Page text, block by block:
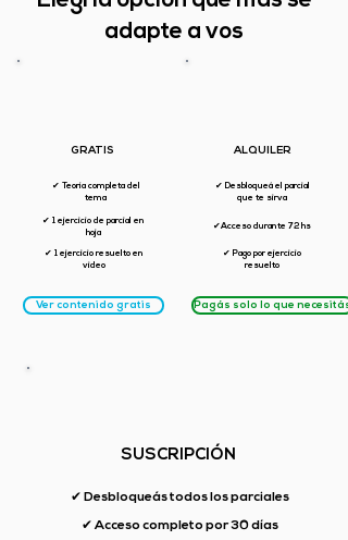
adapte a vos
GRATIS
✔ Teoría completa del
tema
✔ 1 ejercicio de parcial en
hoja
✔ 1 ejercicio resuelto en
video
Ver contenido gratis
ALQUILER
✔ Desbloqueá el parcial
que te sirva
✔Acceso durante 72 hs
✔ Pago por ejercicio
resuelto
Pagás solo lo que necesitás
SUSCRIPCIÓN
✔ Desbloqueás todos los parciales
✔ Acceso completo por 30 días